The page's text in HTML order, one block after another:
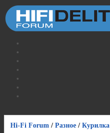
Hi-Fi Forum / Разное / Курилка